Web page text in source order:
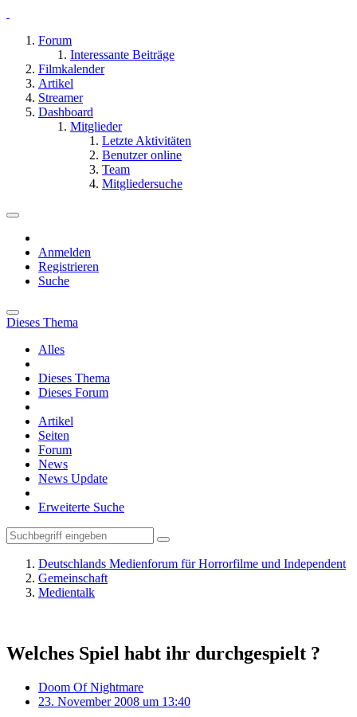
Forum
Interessante Beiträge
Filmkalender
Artikel
Streamer
Dashboard
Mitglieder
Letzte Aktivitäten
Benutzer online
Team
Mitgliedersuche
Anmelden
Registrieren
Suche
Dieses Thema
Alles
Dieses Thema
Dieses Forum
Artikel
Seiten
Forum
News
News Update
Erweiterte Suche
Deutschlands Medienforum für Horrorfilme und Independent
Gemeinschaft
Medientalk
Welches Spiel habt ihr durchgespielt ?
Doom Of Nightmare
23. November 2008 um 13:40